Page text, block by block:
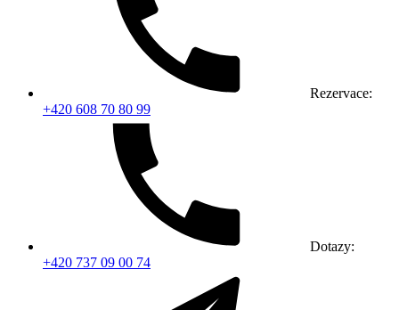
Rezervace:
+420 608 70 80 99
Dotazy:
+420 737 09 00 74